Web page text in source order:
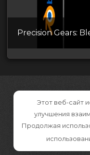
Precision Gears:
Этот веб-сайт
улучшения
Продолжая